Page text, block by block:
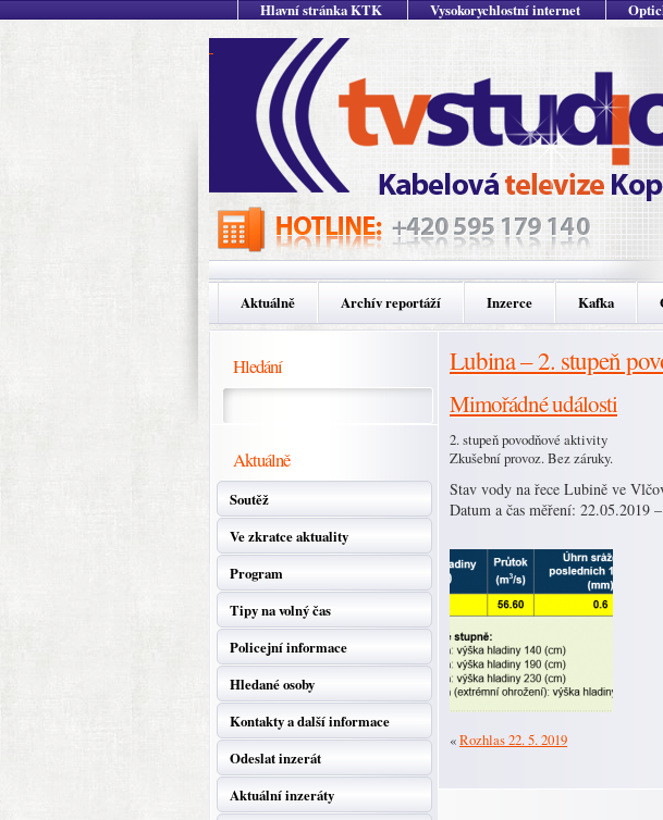
Hlavní stránka KTK Vysokorychlostní internet
Aktuálně Archív reportáží Inzerce Kafka
Hledání
Aktuálně
Soutěž
Ve zkratce aktuality
Program
Tipy na volný čas
Policejní informace
Hledané osoby
Kontakty a další informace
Odeslat inzerát
Aktuální inzeráty
Lubina – 2. stupeň
Mimořádné události
2. stupeň povodňové aktivity
Zkušební provoz. Bez záruky.
Stav vody na řece Lubině ve
Datum a čas měření: 22.05.2019
«Rozhlas 22. 5. 2019